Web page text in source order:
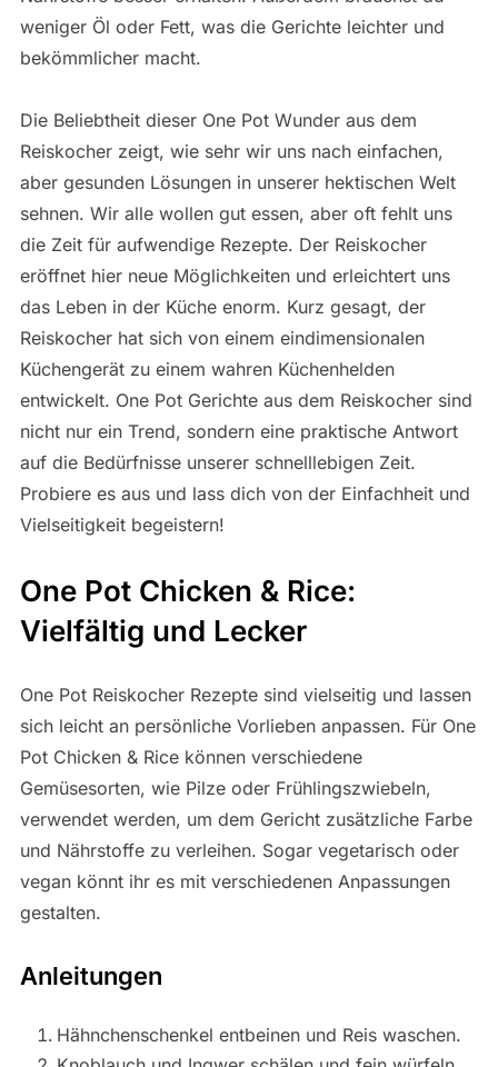
weniger Öl oder Fett, was die Gerichte leichter und
bekömmlicher macht.
Die Beliebtheit dieser One Pot Wunder aus dem
Reiskocher zeigt, wie sehr wir uns nach einfachen,
aber gesunden Lösungen in unserer hektischen Welt
sehnen. Wir alle wollen gut essen, aber oft fehlt uns
die Zeit für aufwendige Rezepte. Der Reiskocher
eröffnet hier neue Möglichkeiten und erleichtert uns
das Leben in der Küche enorm. Kurz gesagt, der
Reiskocher hat sich von einem eindimensionalen
Küchengerät zu einem wahren Küchenhelden
entwickelt. One Pot Gerichte aus dem Reiskocher sind
nicht nur ein Trend, sondern eine praktische Antwort
auf die Bedürfnisse unserer schnelllebigen Zeit.
Probiere es aus und lass dich von der Einfachheit und
Vielseitigkeit begeistern!
One Pot Chicken & Rice:
Vielfältig und Lecker
One Pot Reiskocher Rezepte sind vielseitig und lassen
sich leicht an persönliche Vorlieben anpassen. Für One
Pot Chicken & Rice können verschiedene
Gemüsesorten, wie Pilze oder Frühlingszwiebeln,
verwendet werden, um dem Gericht zusätzliche Farbe
und Nährstoffe zu verleihen. Sogar vegetarisch oder
vegan könnt ihr es mit verschiedenen Anpassungen
gestalten.
Anleitungen
Hähnchenschenkel entbeinen und Reis waschen.